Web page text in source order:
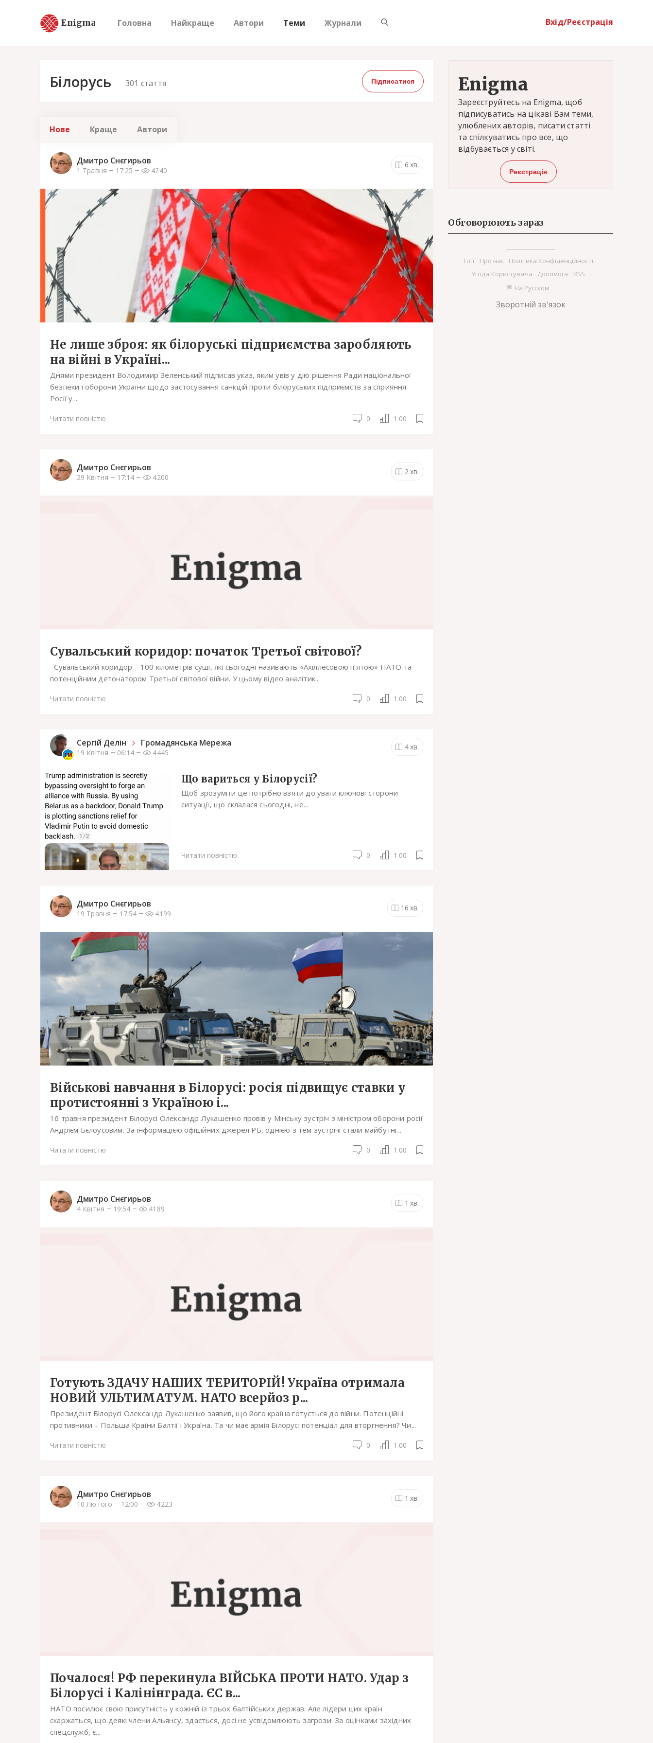
Enigma Головна Найкраще Автори Теми Журнали Вхід/Реєстрація
Білорусь 301 стаття Підписатися
Нове Краще Автори
Дмитро Снєгирьов
1 Травня 17:25 4240
6 хв.
Не лише зброя: як білоруські підприємства заробляють
на війні в Україні...
Днями президент Володимир Зеленський підписав указ, яким увів у дію рішення Ради національної
безпеки і оборони України щодо застосування санкцій проти білоруських підприємств за сприяння
Росії у...
Читати повністю 0 1.00
Дмитро Снєгирьов
29 Квітня 17:14 4200
2 хв.
Сувальський коридор: початок Третьої світової?
Сувальський коридор – 100 кілометрів суші, які сьогодні називають «Ахіллесовою п’ятою» НАТО та
потенційним детонатором Третьої світової війни. У цьому відео аналітик...
Читати повністю 0 1.00
Сергiй Делін Громадянська Мережа
19 Квітня 06:14 4445
4хв.
Що вариться у Білорусії?
Щоб зрозуміти це потрібно взяти до уваги ключові сторони
ситуації, що склалася сьогодні, не...
Читати повністю 0 1.00
Дмитро Снєгирьов
19 Травня 17:54 4199
16 хв.
Військові навчання в Білорусі: росія підвищує ставки у
протистоянні з Україною і...
16 травня президент Білорусі Олександр Лукашенко провів у Мінську зустріч з міністром оборони росії
Андрієм Бєлоусовим. За інформацією офіційних джерел РБ, однією з тем зустрічі стали майбутні...
Читати повністю 0 1.00
Дмитро Снєгирьов
4 Квітня 19:54 4189
1 хв.
Готують ЗДАЧУ НАШИХ ТЕРИТОРІЙ! Україна отримала
НОВИЙ УЛЬТИМАТУМ. НАТО всерйоз р...
Президент Білорусі Олександр Лукашенко заявив, що його країна готується до війни. Потенційні
противники – Польша Країни Балтії і Україна. Та чи має армія Білорусі потенціал для вторгнення? Чи...
Читати повністю 0 1.00
Дмитро Снєгирьов
10 Лютого 12:00 4223
1 хв.
Почалося! РФ перекинула ВІЙСЬКА ПРОТИ НАТО. Удар з
Білорусі і Калінінграда. ЄС в...
НАТО посилює свою присутність у кожній із трьох балтійських держав. Але лідери цих країн
скаржаться, що деякі члени Альянсу, здається, досі не усвідомлюють загрози. За оцінками західних
спецслужб, є...
Enigma
Зареєструйтесь на Enigma, щоб
підписуватись на цікаві Вам теми,
улюблених авторів, писати статті
та спілкуватись про все, що
відбувається у світі.
Реєстрація
Обговорюють зараз
Tоп Про нас
Політика Конфіденційності
Угода Користувача
Допомога
RSS
На Русском
Зворотній зв'язок